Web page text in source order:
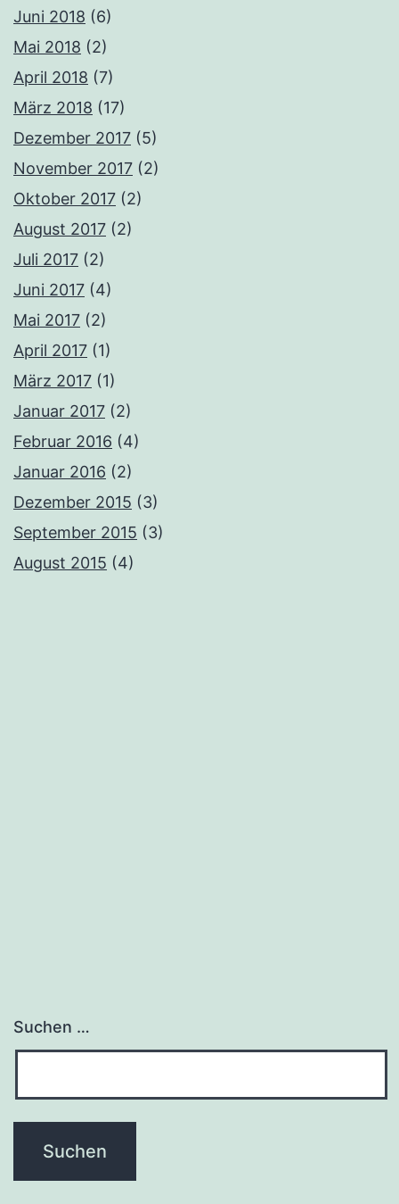
Juni 2018 (6)
Mai 2018 (2)
April 2018 (7)
März 2018 (17)
Dezember 2017 (5)
November 2017 (2)
Oktober 2017 (2)
August 2017 (2)
Juli 2017 (2)
Juni 2017 (4)
Mai 2017 (2)
April 2017 (1)
März 2017 (1)
Januar 2017 (2)
Februar 2016 (4)
Januar 2016 (2)
Dezember 2015 (3)
September 2015 (3)
August 2015 (4)
Suchen …